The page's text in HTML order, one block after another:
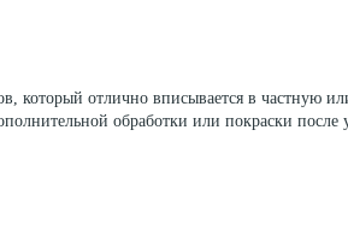
отлично вписывается в частную
обработки или покраски